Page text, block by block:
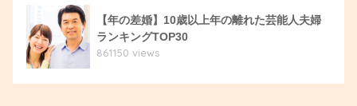
【年の差婚】10歳以上年の離れた芸能人夫婦
ランキングTOP30
861150 views